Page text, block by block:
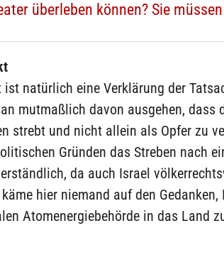
überleben können? Sie
ist natürlich eine Verklärung der
mutmaßlich davon ausgehen, dass
strebt und nicht allein als Opfer zu
Gründen das Streben nach
da auch Israel
hier niemand auf den Gedanken,
Atomenergiebehörde in das Land